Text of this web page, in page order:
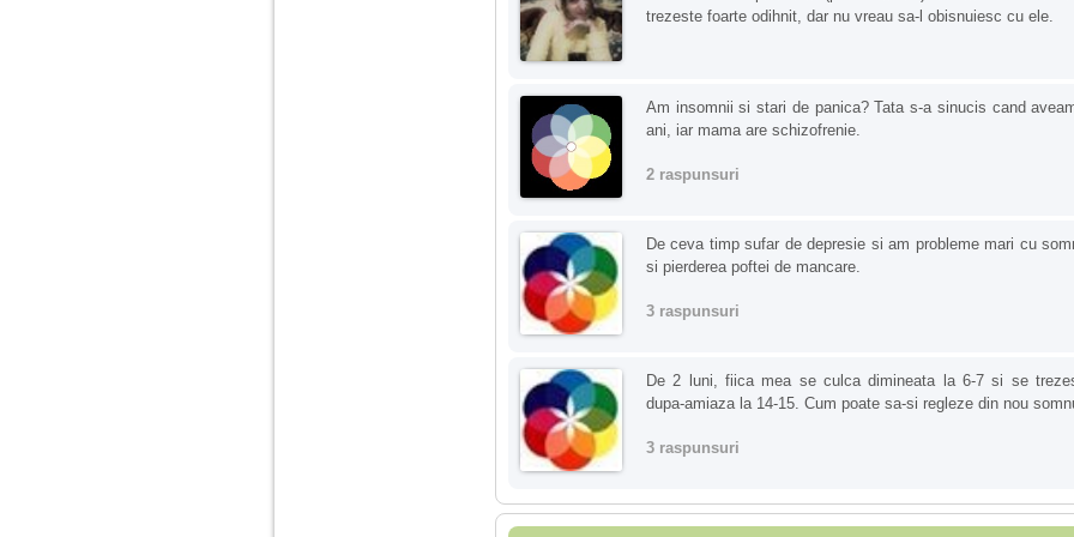
trezeste foarte odihnit, dar nu vreau sa-l obisnuiesc cu ele.
Am insomnii si stari de panica? Tata s-a sinucis cand
ani, iar mama are schizofrenie.
2 raspunsuri
De ceva timp sufar de depresie si am probleme mari cu
si pierderea poftei de mancare.
3 raspunsuri
De 2 luni, fiica mea se culca dimineata la 6-7 si se
dupa-amiaza la 14-15. Cum poate sa-si regleze din nou
3 raspunsuri